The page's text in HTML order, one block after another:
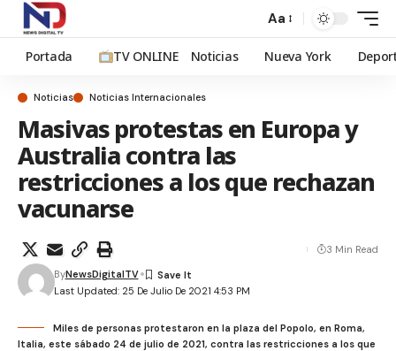
Aa
Portada TV ONLINE Noticias Nueva York
Noticias Noticias Internacionales
Masivas protestas en Europa y
Australia contra las
restricciones a los que rechazan
vacunarse
Last Updated: 25 De Julio De 2021 4:53 PM
ByNewsDigitalTV
3 Min Read
Miles de personas protestaron en la plaza del Popolo, en Roma,
Italia, este sábado 24 de julio de 2021, contra las restricciones a los que